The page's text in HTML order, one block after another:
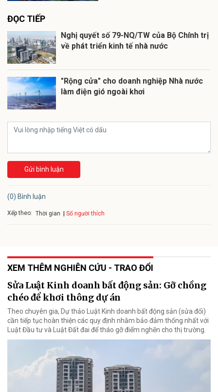
ĐỌC TIẾP
Nghị quyết số 79-NQ/TW của Bộ Chính trị
về phát triển kinh tế nhà nước
"Rộng cửa" cho doanh nghiệp Nhà nước
làm điện gió ngoài khơi
Gửi bình luận
(0) Bình luận
Xếp theo: Thời gian Số người thích
XEM THÊM NGHIÊN CỨU - TRAO ĐỔI
Sửa Luật Kinh doanh bất động sản: Gỡ chồng
chéo để khơi thông dự án
Theo chuyên gia, Dự thảo Luật Kinh doanh bất động sản (sửa đổi)
cần tiếp tục hoàn thiện các quy định nhằm bảo đảm thống nhất với
Luật Đầu tư và Luật Đất đai để tháo gỡ điểm nghẽn cho thị trường.